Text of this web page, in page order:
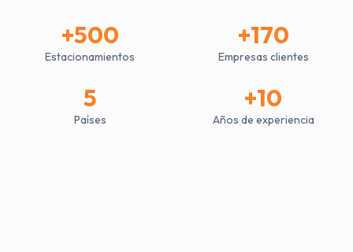
+500
Estacionamientos
+170
Empresas clientes
5
Países
+10
Años de experiencia